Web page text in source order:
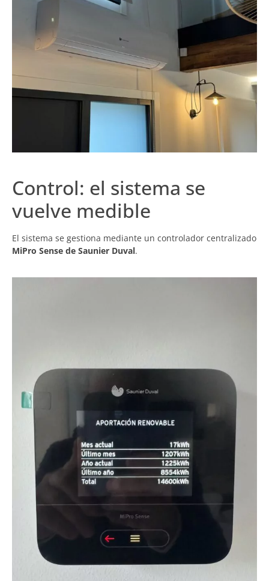
Control: el sistema se
vuelve medible
El sistema se gestiona mediante un controlador centralizado
MiPro Sense de Saunier Duval.